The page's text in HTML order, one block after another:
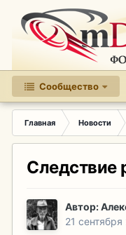
Сообщество
Главная Новости
Следствие
Автор:
21